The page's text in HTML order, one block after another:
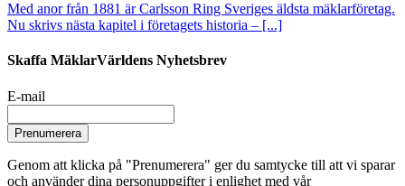
Med anor från 1881 är Carlsson Ring Sveriges äldsta mäklarföretag.
Nu skrivs nästa kapitel i företagets historia – [...]
Skaffa MäklarVärldens Nyhetsbrev
E-mail
Prenumerera
Genom att klicka på "Prenumerera" ger du samtycke till att vi sparar
och använder dina personuppgifter i enlighet med vår